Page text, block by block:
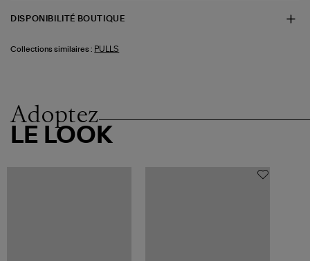
DISPONIBILITÉ BOUTIQUE
Collections similaires : PULLS
Adoptez
LE LOOK